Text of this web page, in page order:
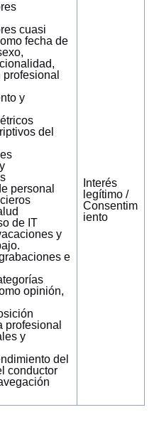
cuasi
fecha de
y
del
personal
de IT
y
e
opinión,
profesional
y
del
conductor
Interés
legítimo /
Consentim
iento